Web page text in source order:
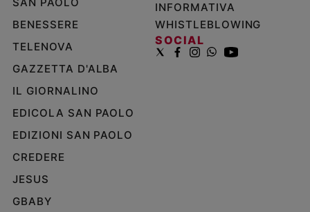
SAN PAOLO
BENESSERE
TELENOVA
GAZZETTA D'ALBA
IL GIORNALINO
EDICOLA SAN PAOLO
EDIZIONI SAN PAOLO
CREDERE
JESUS
GBABY
INFORMATIVA
WHISTLEBLOWING
SOCIAL